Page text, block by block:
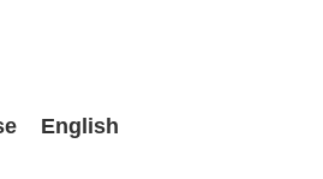
English